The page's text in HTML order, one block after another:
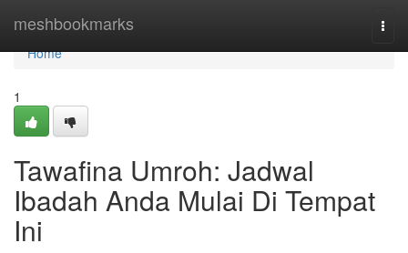
meshbookmarks
Home
Home
1
Tawafina Umroh: Jadwal
Ibadah Anda Mulai Di Tempat
Ini